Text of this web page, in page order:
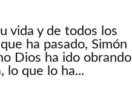
vida y de todos los
ha pasado, Simón
Dios ha ido obrando
lo que lo ha...